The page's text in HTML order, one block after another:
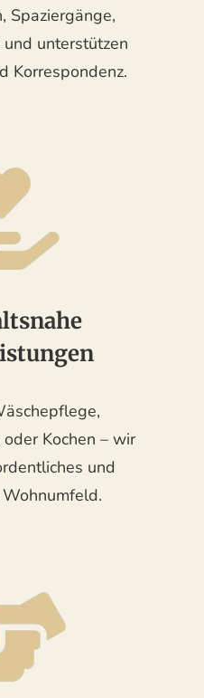
Spaziergänge,
unterstützen
Korrespondenz.
Kochen – wir
und